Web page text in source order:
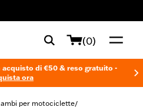
(0)
di €50 & reso gratuito -
ora
per motociclette/